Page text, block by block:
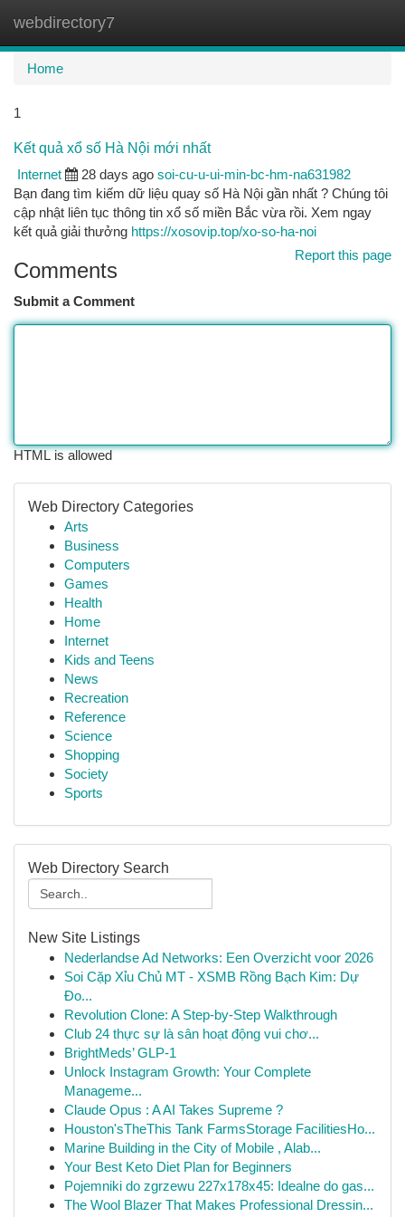
webdirectory7
Home
1
Kết quả xổ số Hà Nội mới nhất
Internet
28 days ago soi-cu-u-ui-min-bc-hm-na631982
Bạn đang tìm kiếm dữ liệu quay số Hà Nội gần nhất ? Chúng tôi
cập nhật liên tục thông tin xổ số miền Bắc vừa rồi. Xem ngay
kết quả giải thưởng https://xosovip.top/xo-so-ha-noi
Report this page
Comments
Submit a Comment
HTML is allowed
Web Directory Categories
Arts
Business
Computers
Games
Health
Home
Internet
Kids and Teens
News
Recreation
Reference
Science
Shopping
Society
Sports
Web Directory Search
New Site Listings
Nederlandse Ad Networks: Een Overzicht voor 2026
Soi Cặp Xỉu Chủ MT - XSMB Rồng Bạch Kim: Dự
Đo...
Revolution Clone: A Step-by-Step Walkthrough
Club 24 thực sự là sân hoạt động vui chơ...
BrightMeds’ GLP-1
Unlock Instagram Growth: Your Complete
Manageme...
Claude Opus : A AI Takes Supreme ?
Houston'sTheThis Tank FarmsStorage FacilitiesHo...
Marine Building in the City of Mobile , Alab...
Your Best Keto Diet Plan for Beginners
Pojemniki do zgrzewu 227x178x45: Idealne do gas...
The Wool Blazer That Makes Professional Dressin...